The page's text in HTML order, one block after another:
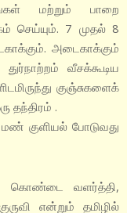
மற்றும் பாறை
செய்யும். 7 முதல் 8
அடைகாக்கும்
வீசக்கூடிய
குஞ்சுகளைக்
தந்திரம் .
குளியல் போடுவது
கொண்டை வளர்த்தி,
என்றும் தமிழில்